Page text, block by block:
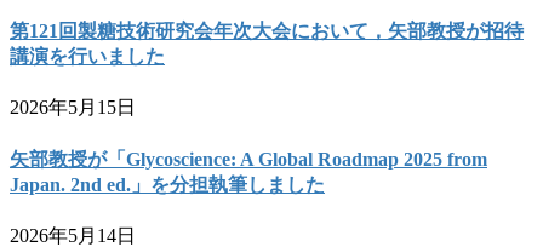
第121回製糖技術研究会年次大会において，矢部教授が招待
講演を行いました
2026年5月15日
矢部教授が「Glycoscience: A Global Roadmap 2025 from
Japan. 2nd ed.」を分担執筆しました
2026年5月14日